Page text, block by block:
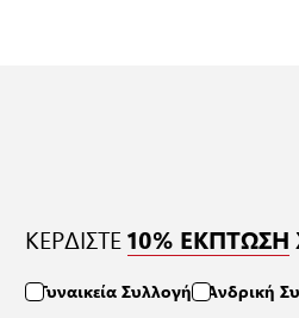
ΚΕΡΔΙΣΤΕ 10% ΕΚΠΤΩΣΗ
Γυναικεία Συλλογή Ανδρική